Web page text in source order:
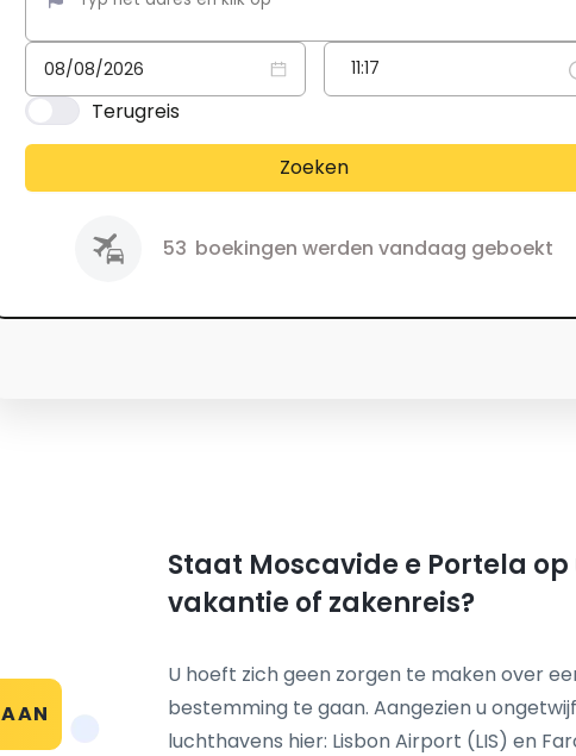
Terugreis
Zoeken
53 boekingen werden vandaag geboekt
Staat Moscavide e Portela
vakantie of zakenreis?
U hoeft zich geen zorgen te maken over
bestemming te gaan. Aangezien u
luchthavens hier: Lisbon Airport (LIS) en